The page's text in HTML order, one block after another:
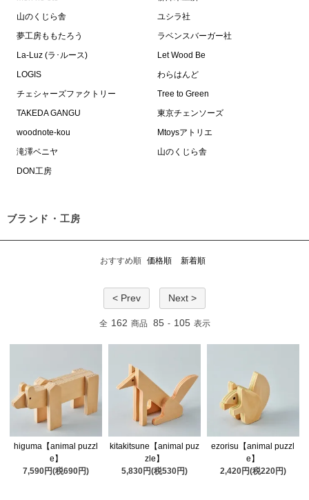
山のくじら舎
ユシラ社
夢工房ももたろう
ラベンスバーガー社
La-Luz (ラ･ルース)
Let Wood Be
LOGIS
わらはんど
チェシャーズファクトリー
Tree to Green
TAKEDA GANGU
東京チェンソーズ
woodnote-kou
Mtoysアトリエ
滝澤ベニヤ
山のくじら舎
DON工房
ブランド・工房
おすすめ順 価格順 新着順
< Prev Next >
全 162 商品 85 - 105 表示
higuma【animal puzzl
e】
7,590円(税690円)
kitakitsune【animal puz
zle】
5,830円(税530円)
ezorisu【animal puzzl
e】
2,420円(税220円)